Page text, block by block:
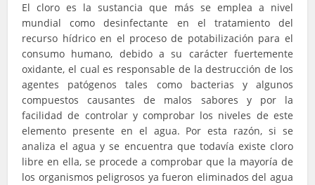
El cloro es la sustancia que más se emplea a nivel
mundial como desinfectante en el tratamiento del
recurso hídrico en el proceso de potabilización para el
consumo humano, debido a su carácter fuertemente
oxidante, el cual es responsable de la destrucción de los
agentes patógenos tales como bacterias y algunos
compuestos causantes de malos sabores y por la
facilidad de controlar y comprobar los niveles de este
elemento presente en el agua. Por esta razón, si se
analiza el agua y se encuentra que todavía existe cloro
libre en ella, se procede a comprobar que la mayoría de
los organismos peligrosos ya fueron eliminados del agua